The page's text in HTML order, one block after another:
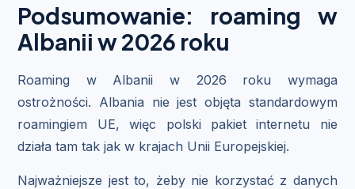
Podsumowanie: roaming w
Albanii w 2026 roku
Roaming w Albanii w 2026 roku wymaga
ostrożności. Albania nie jest objęta standardowym
roamingiem UE, więc polski pakiet internetu nie
działa tam tak jak w krajach Unii Europejskiej.
Najważniejsze jest to, żeby nie korzystać z danych